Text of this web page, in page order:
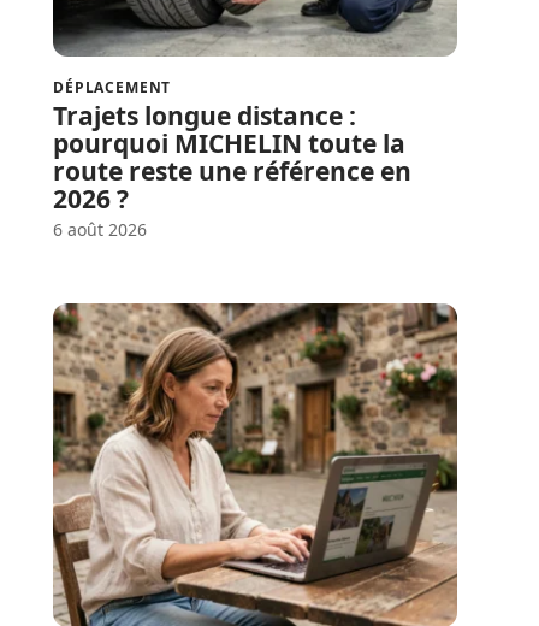
DÉPLACEMENT
Trajets longue distance :
pourquoi MICHELIN toute la
route reste une référence en
2026 ?
6 août 2026